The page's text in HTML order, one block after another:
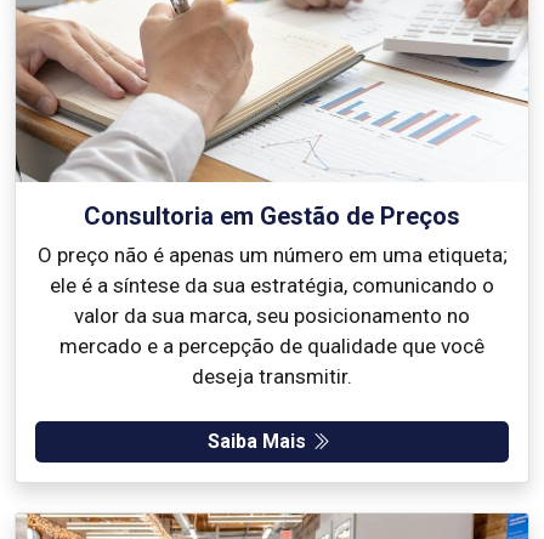
Consultoria em Gestão de Preços
O preço não é apenas um número em uma etiqueta;
ele é a síntese da sua estratégia, comunicando o
valor da sua marca, seu posicionamento no
mercado e a percepção de qualidade que você
deseja transmitir.
Saiba Mais